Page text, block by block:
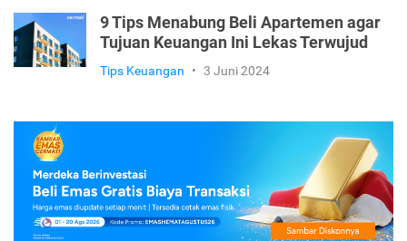
9 Tips Menabung Beli Apartemen agar
Tujuan Keuangan Ini Lekas Terwujud
Tips Keuangan • 3 Juni 2024